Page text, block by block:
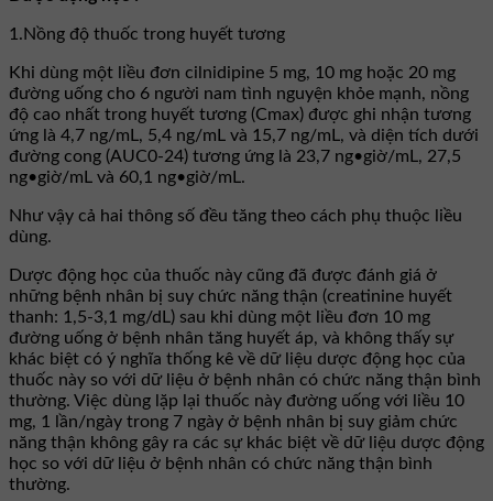
1.Nồng độ thuốc trong huyết tương
Khi dùng một liều đơn cilnidipine 5 mg, 10 mg hoặc 20 mg
đường uống cho 6 người nam tình nguyện khỏe mạnh, nồng
độ cao nhất trong huyết tương (Cmax) được ghi nhận tương
ứng là 4,7 ng/mL, 5,4 ng/mL và 15,7 ng/mL, và diện tích dưới
đường cong (AUC0-24) tương ứng là 23,7 ng•giờ/mL, 27,5
ng•giờ/mL và 60,1 ng•giờ/mL.
Như vậy cả hai thông số đều tăng theo cách phụ thuộc liều
dùng.
Dược động học của thuốc này cũng đã được đánh giá ở
những bệnh nhân bị suy chức năng thận (creatinine huyết
thanh: 1,5-3,1 mg/dL) sau khi dùng một liều đơn 10 mg
đường uống ở bệnh nhân tăng huyết áp, và không thấy sự
khác biệt có ý nghĩa thống kê về dữ liệu dược động học của
thuốc này so với dữ liệu ở bệnh nhân có chức năng thận bình
thường. Việc dùng lặp lại thuốc này đường uống với liều 10
mg, 1 lần/ngày trong 7 ngày ở bệnh nhân bị suy giảm chức
năng thận không gây ra các sự khác biệt về dữ liệu dược động
học so với dữ liệu ở bệnh nhân có chức năng thận bình
thường.